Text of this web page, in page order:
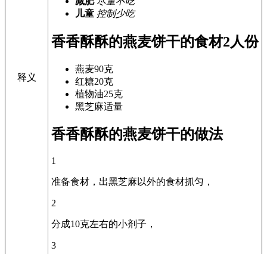
释义
儿童 控制少吃
香香酥酥的燕麦饼干的食材2人份
燕麦90克
红糖20克
植物油25克
黑芝麻适量
香香酥酥的燕麦饼干的做法
1
准备食材，出黑芝麻以外的食材抓匀，
2
分成10克左右的小剂子，
3